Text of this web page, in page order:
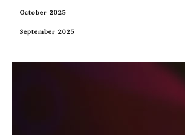
October 2025
September 2025